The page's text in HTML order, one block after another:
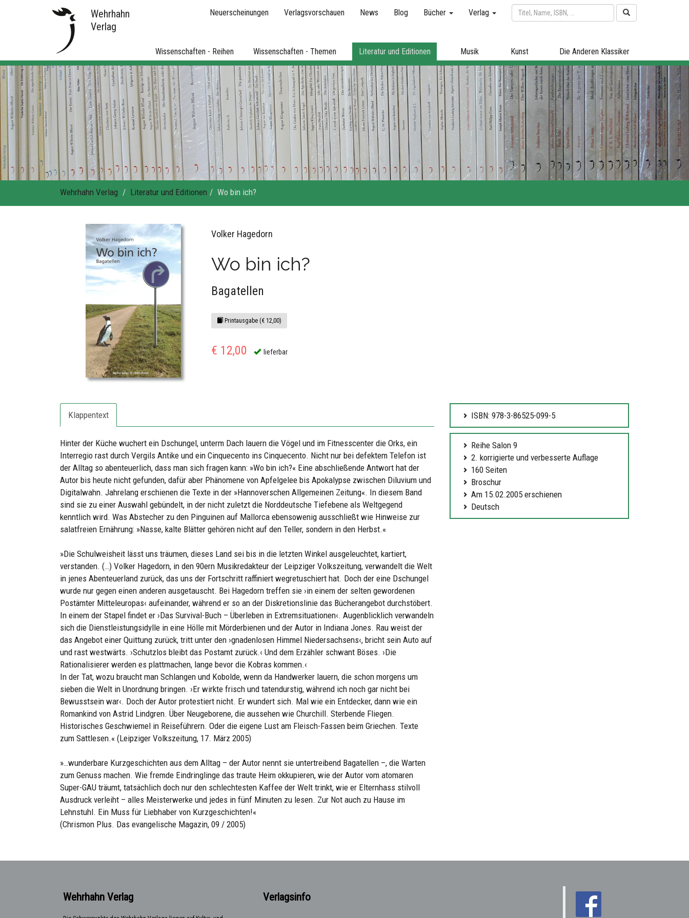
Wehrhahn
Verlag
Neuerscheinungen Verlagsvorschauen News Blog Bücher Verlag
Wissenschaften - Reihen Wissenschaften - Themen Literatur und Editionen Musik Kunst Die Anderen Klassiker
Wehrhahn Verlag Literatur und Editionen Wo bin ich?
Volker Hagedorn
Wo bin ich?
Bagatellen
Printausgabe (€ 12,00)
€ 12,00 lieferbar
Klappentext
Hinter der Küche wuchert ein Dschungel, unterm Dach lauern die Vögel und im Fitnesscenter die Orks, ein
Interregio rast durch Vergils Antike und ein Cinquecento ins Cinquecento. Nicht nur bei defektem Telefon ist
der Alltag so abenteuerlich, dass man sich fragen kann: »Wo bin ich?« Eine abschließende Antwort hat der
Autor bis heute nicht gefunden, dafür aber Phänomene von Apfelgelee bis Apokalypse zwischen Diluvium und
Digitalwahn. Jahrelang erschienen die Texte in der »Hannoverschen Allgemeinen Zeitung«. In diesem Band
sind sie zu einer Auswahl gebündelt, in der nicht zuletzt die Norddeutsche Tiefebene als Weltgegend
kenntlich wird. Was Abstecher zu den Pinguinen auf Mallorca ebensowenig ausschließt wie Hinweise zur
salatfreien Ernährung: »Nasse, kalte Blätter gehören nicht auf den Teller, sondern in den Herbst.«
»Die Schulweisheit lässt uns träumen, dieses Land sei bis in die letzten Winkel ausgeleuchtet, kartiert,
verstanden. (…) Volker Hagedorn, in den 90ern Musikredakteur der Leipziger Volkszeitung, verwandelt die Welt
in jenes Abenteuerland zurück, das uns der Fortschritt raffiniert wegretuschiert hat. Doch der eine Dschungel
wurde nur gegen einen anderen ausgetauscht. Bei Hagedorn treffen sie ›in einem der selten gewordenen
Postämter Mitteleuropas‹ aufeinander, während er so an der Diskretionslinie das Bücherangebot durchstöbert.
In einem der Stapel findet er ›Das Survival-Buch – Überleben in Extremsituationen‹. Augenblicklich verwandeln
sich die Dienstleistungsidylle in eine Hölle mit Mörderbienen und der Autor in Indiana Jones. Rau weist der
das Angebot einer Quittung zurück, tritt unter den ›gnadenlosen Himmel Niedersachsens‹, bricht sein Auto auf
und rast westwärts. ›Schutzlos bleibt das Postamt zurück.‹ Und dem Erzähler schwant Böses. ›Die
Rationalisierer werden es plattmachen, lange bevor die Kobras kommen.‹
In der Tat, wozu braucht man Schlangen und Kobolde, wenn da Handwerker lauern, die schon morgens um
sieben die Welt in Unordnung bringen. ›Er wirkte frisch und tatendurstig, während ich noch gar nicht bei
Bewusstsein war‹. Doch der Autor protestiert nicht. Er wundert sich. Mal wie ein Entdecker, dann wie ein
Romankind von Astrid Lindgren. Über Neugeborene, die aussehen wie Churchill. Sterbende Fliegen.
Historisches Geschwiemel in Reiseführern. Oder die eigene Lust am Fleisch-Fassen beim Griechen. Texte
zum Sattlesen.« (Leipziger Volkszeitung, 17. März 2005)
»…wunderbare Kurzgeschichten aus dem Alltag – der Autor nennt sie untertreibend Bagatellen –, die Warten
zum Genuss machen. Wie fremde Eindringlinge das traute Heim okkupieren, wie der Autor vom atomaren
Super-GAU träumt, tatsächlich doch nur den schlechtesten Kaffee der Welt trinkt, wie er Elternhass stilvoll
Ausdruck verleiht – alles Meisterwerke und jedes in fünf Minuten zu lesen. Zur Not auch zu Hause im
Lehnstuhl. Ein Muss für Liebhaber von Kurzgeschichten!«
(Chrismon Plus. Das evangelische Magazin, 09 / 2005)
ISBN: 978-3-86525-099-5
Reihe Salon 9
2. korrigierte und verbesserte Auflage
160 Seiten
Broschur
Am 15.02.2005 erschienen
Deutsch
Wehrhahn Verlag Verlagsinfo